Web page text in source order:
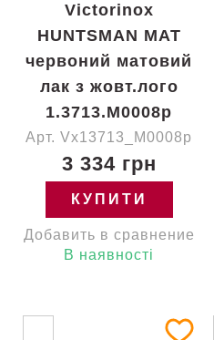
Victorinox
HUNTSMAN MAT
червоний матовий
лак з жовт.лого
1.3713.M0008p
Арт. Vx13713_M0008p
3 334 грн
КУПИТИ
Добавить в сравнение
В наявності